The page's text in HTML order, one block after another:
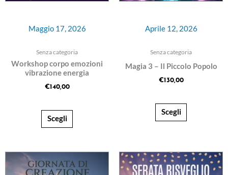
Maggio 17, 2026
Senza categoria
Workshop corpo emozioni
vibrazione energia
€140,00
Scegli
Aprile 12, 2026
Senza categoria
Magia 3 – Il Piccolo Popolo
€130,00
Scegli